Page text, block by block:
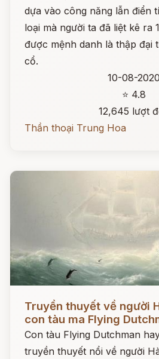
dựa vào công năng lẫn điển
loại mà người ta đã liệt kê ra
được mệnh danh là thập đại
cổ.
10-08-2020
⭐ 4.8
12,645 lượt
Thần thoại Trung Hoa
Đọc ngay
Truyền thuyết về người
con tàu ma Flying
Con tàu Flying Dutchman
truyền thuyết nổi về người